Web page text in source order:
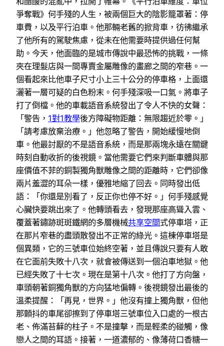
爭奪戰》何手殘的人生，被兩個巨大的陰影籠罩著：停
車費，以及平行泊車。他那輛老舊的掀背車，彷彿繼承
了他所有的駕駛焦慮，從未在他需要時提供過任何幫
助。今天，他面臨的是城市傳說中最恐怖的挑戰，一條
夾在理髮店與一間專賣金屬雕像的畫廊之間的窄巷。一
個看起來比他車子尺寸小上三十公分的停車格，上面還
灑著一層可疑的白色粉末。何手殘深吸一口氣。將車子
打了倒檔。他的車載語音系統發出了令人不快的女聲：
「警告， 1對1教學後方障礙物距離：無限趨近於零。」
「請考慮放棄治療。」他忽略了警告，開始緩慢地倒
車。他最討厭的不是語音系統，而是那兩塊永遠在關鍵
時刻自動收折的後視鏡。當他需要它們來判斷車體與那
座價值不菲的銅製獨角獸雕像之間的距離時，它們卻像
兩片羞澀的耳朵一樣，優雅地縮了回去。同時發出低
語：「你還是別看了，反正你也停不好。」何手殘感覺
心臟快要跳出來了。他轉頭看去，發現那座高聳入雲、
覆蓋著鏽跡斑斑鐵網的多層機械共享空間式停車塔，正
在那片窄巷的盡頭散發出不正常的綠光。這棟停車塔是
個異類，它的三號車位始終空著，並且傳說只要有人敢
在它面前失敗十八次，就會被傳送到一個泊車地獄。他
已經失敗了十七次。現在是第十八次。他打了方向盤，
車頭朝著銅獨角獸的方向猛地偏轉。後視鏡發出最後的
溫柔提醒：「再見，世界。」他沒有撞上獨角獸，但他
那顫抖的車尾卻擦到了停車塔三號車位入口處的一根古
老、佈滿苔蘚的柱子。不是撞擊，而是輕柔的碰觸，像
戀人之間的耳語。接著，一道濃郁的、像薄荷口香糖一